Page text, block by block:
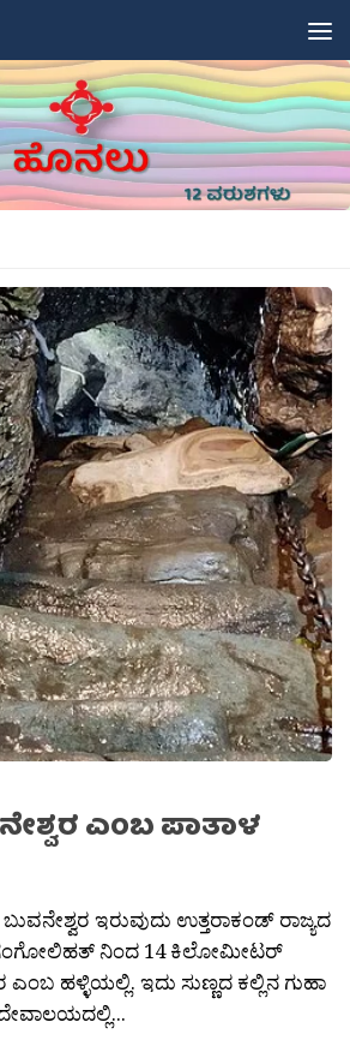
ಎಂಬ ಪಾತಾಳ
ಇರುವುದು ಉತ್ತರಾಕಂಡ್ ರಾಜ್ಯದ
ನಿಂದ 14 ಕಿಲೋಮೀಟರ್
ಎಂಬ ಹಳ್ಳಿಯಲ್ಲಿ. ಇದು ಸುಣ್ಣದ ಕಲ್ಲಿನ ಗುಹಾ